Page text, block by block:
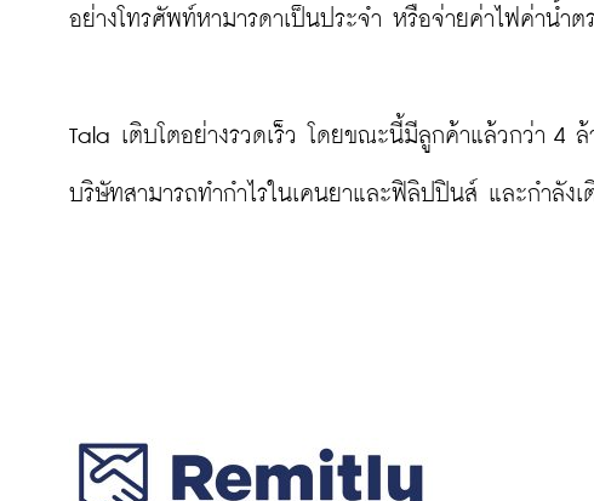
อย่างโทรศัพท์หามารดาเป็นประจำ หรือจ่ายค่าไฟค่าน้ำตร
Tala เติบโตอย่างรวดเร็ว โดยขณะนี้มีลูกค้าแล้วกว่า 4
บริษัทสามารถทำกำไรในเคนยาและฟิลิปปินส์ และกำลัง